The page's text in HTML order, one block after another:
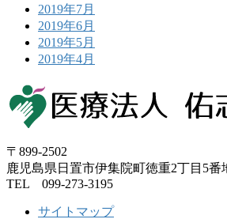
2019年7月
2019年6月
2019年5月
2019年4月
〒899-2502
鹿児島県日置市伊集院町徳重2丁目5番
TEL 099-273-3195
サイトマップ